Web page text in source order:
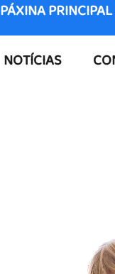
PÁXINA PRINCIPAL
NOTÍCIAS